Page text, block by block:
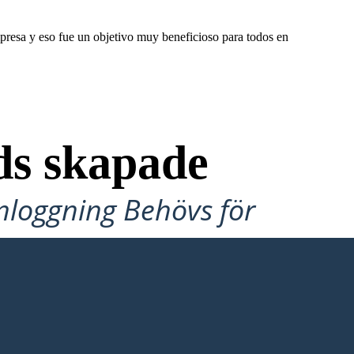
y eso fue un objetivo muy beneficioso para todos en
skapade
Behövs för